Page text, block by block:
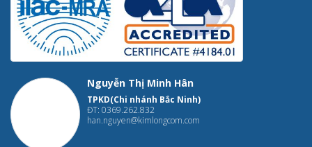
Nguyễn Thị Minh Hân
TPKD(Chi nhánh Bắc Ninh)
ĐT: 0369.262.832
han.nguyen@kimlongcom.com